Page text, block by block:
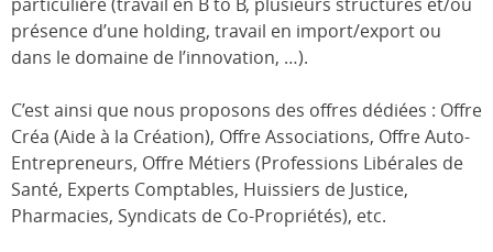
particulière (travail en B to B, plusieurs structures et/ou
présence d’une holding, travail en import/export ou
dans le domaine de l’innovation, …).
C’est ainsi que nous proposons des offres dédiées : Offre
Créa (Aide à la Création), Offre Associations, Offre Auto-
Entrepreneurs, Offre Métiers (Professions Libérales de
Santé, Experts Comptables, Huissiers de Justice,
Pharmacies, Syndicats de Co-Propriétés), etc.